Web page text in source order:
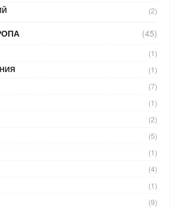
(2)
(45)
(1)
(1)
(7)
(1)
(2)
(5)
(1)
(4)
(1)
(9)